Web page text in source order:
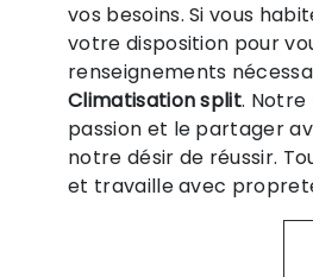
vos besoins. Si vous
votre disposition pour
renseignements
Climatisation split.
passion et le partager
notre désir de réussir.
et travaille avec